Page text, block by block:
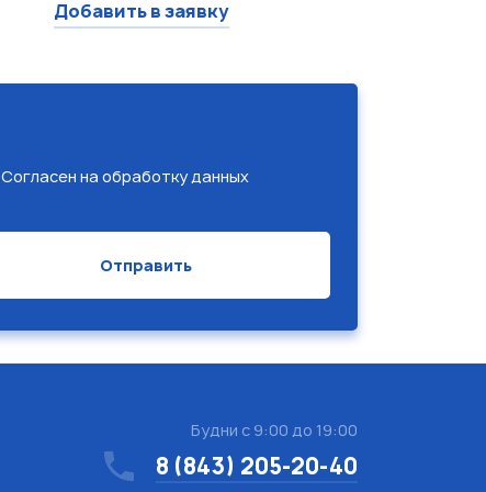
Добавить в заявку
Согласен на обработку данных
Будни с 9:00 до 19:00
8 (843) 205-20-40